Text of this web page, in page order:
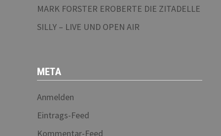
MARK FORSTER EROBERTE DIE ZITADELLE
SILLY – LIVE UND OPEN AIR
META
Anmelden
Eintrags-Feed
Kommentar-Feed